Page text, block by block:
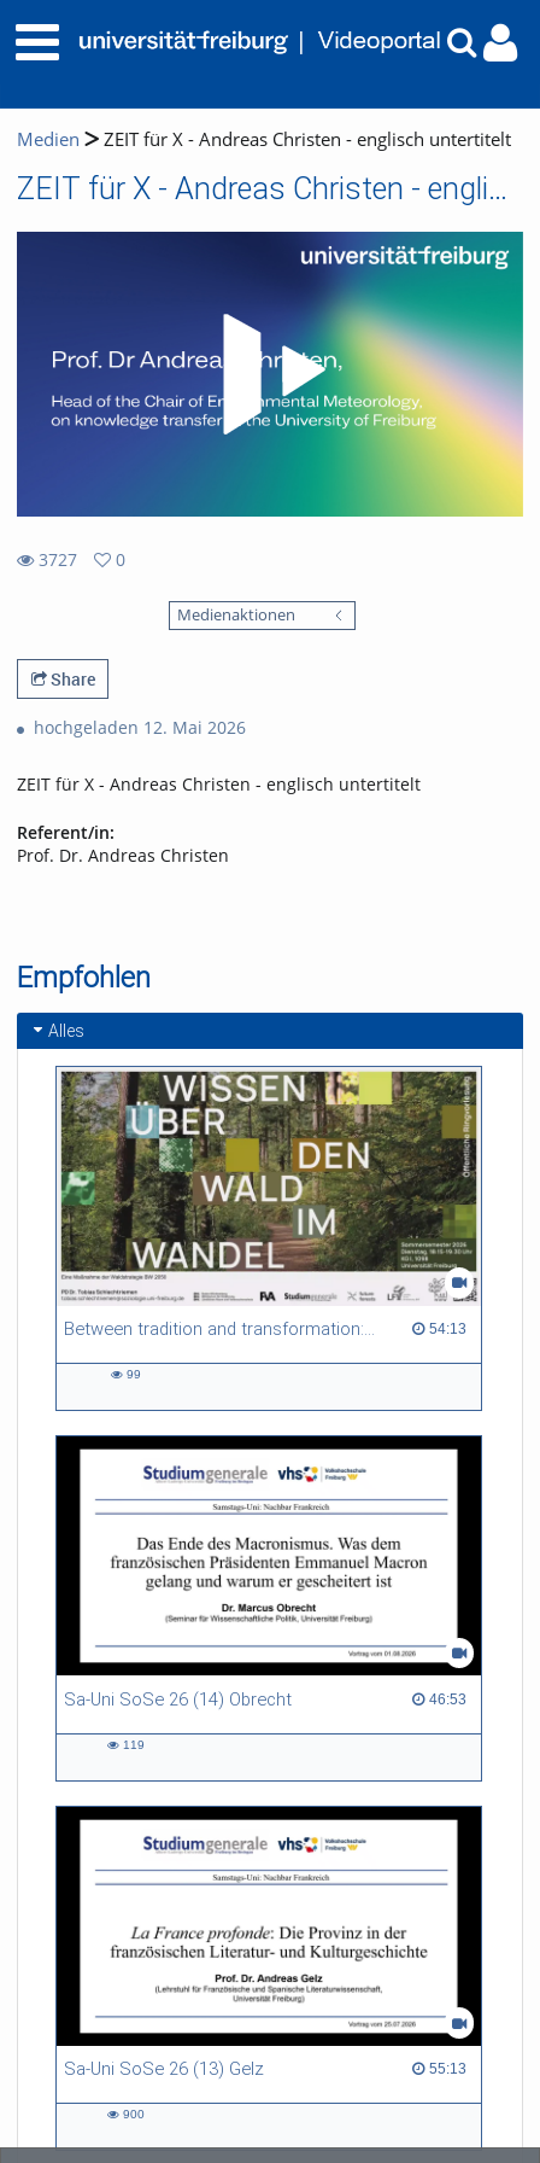
Medien ZEIT für X - Andreas Christen - englisch untertitelt
ZEIT für X - Andreas Christen - englisch untertitelt
3727
0
Medienaktionen
Share
hochgeladen 12. Mai 2026
ZEIT für X - Andreas Christen - englisch untertitelt
Referent/in:
Prof. Dr. Andreas Christen
Empfohlen
Alles
Between tradition and transformation: how owners, advisers and institutions co-create knowledge for resilient forests in Europe 54:13
54:13 duration
99
Sa-Uni SoSe 26 (14) Obrecht 46:53
46:53 duration
119
Sa-Uni SoSe 26 (13) Gelz 55:13
55:13 duration
900